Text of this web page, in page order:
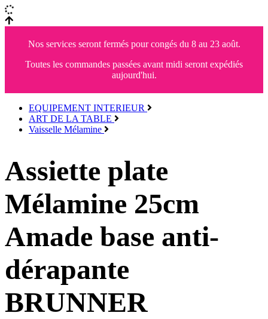
Nos services seront fermés pour congés du 8 au 23 août.
Toutes les commandes passées avant midi seront expédiés
aujourd'hui.
EQUIPEMENT INTERIEUR
ART DE LA TABLE
Vaisselle Mélamine
Assiette plate
Mélamine 25cm
Amade base anti-
dérapante
BRUNNER